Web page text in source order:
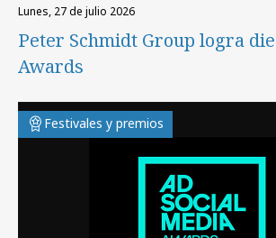
lunes, 27 de julio 2026
Peter Schmidt Group logra
Awards
Festivales y premios